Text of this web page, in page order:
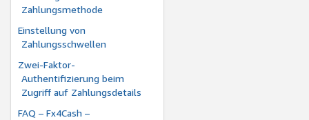
Zahlungsmethode
Einstellung von
Zahlungsschwellen
Zwei-Faktor-
Authentifizierung beim
Zugriff auf Zahlungsdetails
FAQ – Fx4Cash –